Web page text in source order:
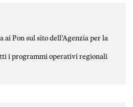
ai Pon sul sito dell’Agenzia per la
i programmi operativi regionali